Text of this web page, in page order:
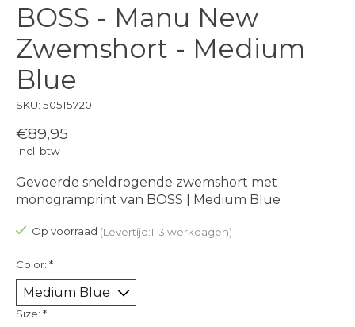
BOSS - Manu New
Zwemshort - Medium
Blue
SKU: 50515720
€89,95
Incl. btw
Gevoerde sneldrogende zwemshort met
monogramprint van BOSS | Medium Blue
Op voorraad (Levertijd:1-3 werkdagen)
Color: *
Size: *